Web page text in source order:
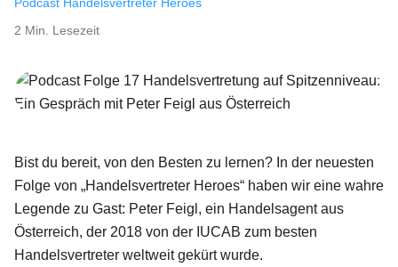
2 Min. Lesezeit
Bist du bereit, von den Besten zu lernen? In der neuesten
Folge von „Handelsvertreter Heroes“ haben wir eine wahre
Legende zu Gast: Peter Feigl, ein Handelsagent aus
Österreich, der 2018 von der IUCAB zum besten
Handelsvertreter weltweit gekürt wurde.